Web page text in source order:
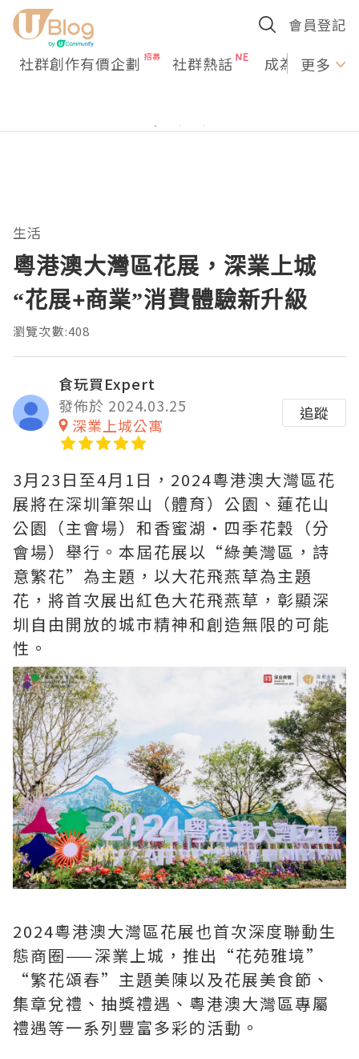
會員登記
社群創作有價企劃 社群熱話 成為U更多
生活
粵港澳大灣區花展，深業上城
“花展+商業”消費體驗新升級
瀏覽次數:408
食玩買Expert
發佈於 2024.03.25
深業上城公寓
追蹤
3月23日至4月1日，2024粵港澳大灣區花
展將在深圳筆架山（體育）公園、蓮花山
公園（主會場）和香蜜湖·四季花穀（分
會場）舉行。本屆花展以“綠美灣區，詩
意繁花”為主題，以大花飛燕草為主題
花，將首次展出紅色大花飛燕草，彰顯深
圳自由開放的城市精神和創造無限的可能
性。
2024粵港澳大灣區花展也首次深度聯動生
態商圈——深業上城，推出“花苑雅境”
“繁花頌春”主題美陳以及花展美食節、
集章兌禮、抽獎禮遇、粵港澳大灣區專屬
禮遇等一系列豐富多彩的活動。